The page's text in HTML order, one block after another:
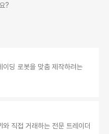
?
이딩 로봇을 맞춤 제작하려는
직접 거래하는 전문 트레이더